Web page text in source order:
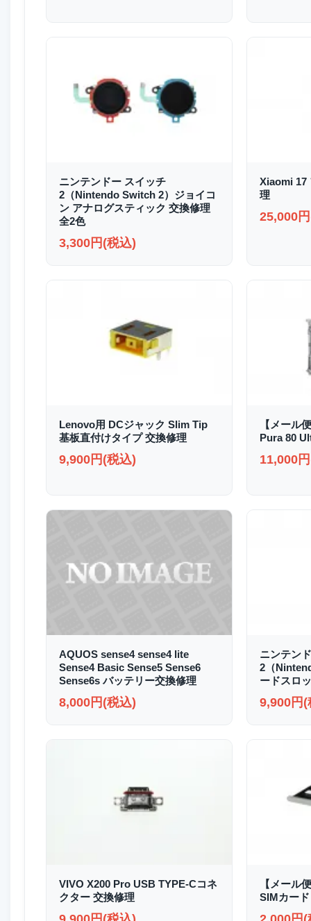
ニンテンドー スイッチ
2（Nintendo Switch 2）ジョイコ
ン アナログスティック 交換修理
全2色
3,300円(税込)
Xiaomi 17
理
25,000
Lenovo用 DCジャック Slim Tip
基板直付けタイプ 交換修理
9,900円(税込)
【メール
Pura 80
11,000
AQUOS sense4 sense4 lite
Sense4 Basic Sense5 Sense6
Sense6s バッテリー交換修理
8,000円(税込)
ニンテン
2（
ードスロ
9,900円(
VIVO X200 Pro USB TYPE-Cコネ
クター 交換修理
【メール
SIMカー